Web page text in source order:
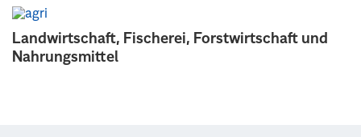
Landwirtschaft, Fischerei, Forstwirtschaft und
Nahrungsmittel